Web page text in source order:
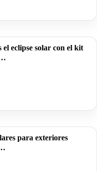
el eclipse solar con el kit
para exteriores